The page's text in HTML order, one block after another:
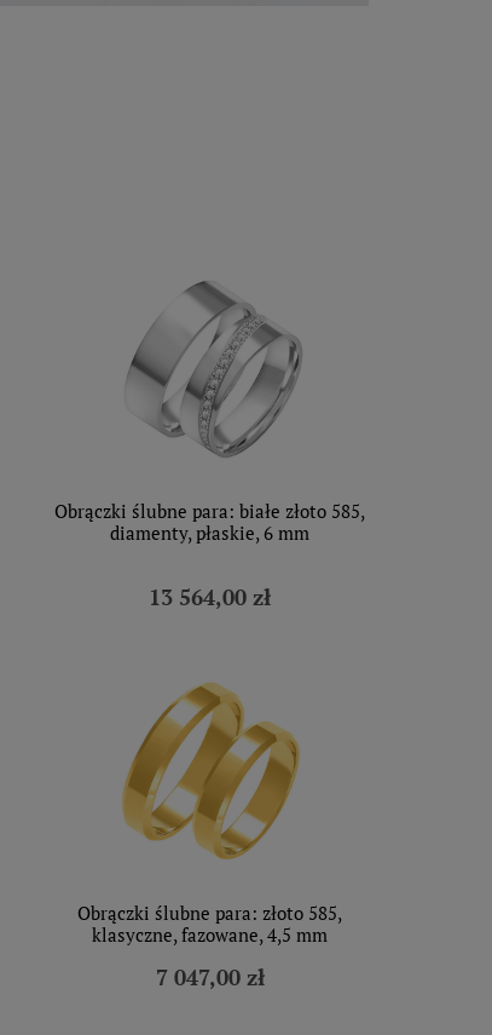
Obrączki ślubne para: białe złoto 585,
diamenty, płaskie, 6 mm
13 564,00 zł
Obrączki ślubne para: złoto 585,
klasyczne, fazowane, 4,5 mm
7 047,00 zł